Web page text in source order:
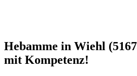
Hebamme in Wiehl
mit Kompetenz!